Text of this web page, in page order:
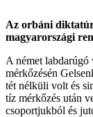
Az orbáni
magyarországi
A német labdarúgó
mérkőzésén
tét nélküli volt és
tíz mérkőzés után
csoportjukból és